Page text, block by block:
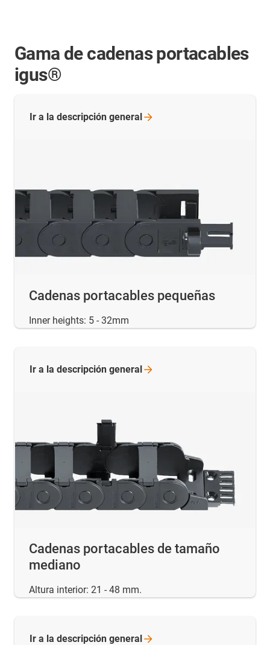
Gama de cadenas portacables
igus®
Cadenas portacables pequeñas
Inner heights: 5 - 32mm
Ir a la descripción general
Cadenas portacables de tamaño
mediano
Altura interior: 21 - 48 mm.
Ir a la descripción general
Ir a la descripción general